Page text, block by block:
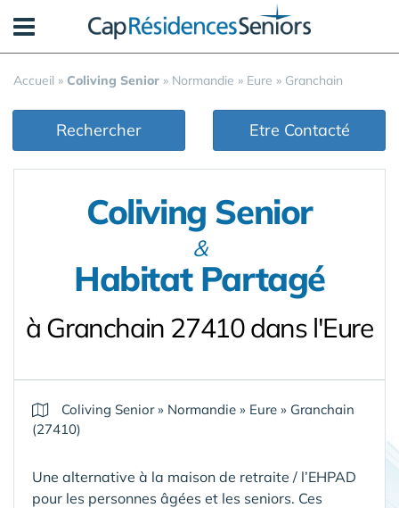
Accueil » Coliving Senior » Normandie » Eure » Granchain
Rechercher Etre Contacté
Coliving Senior
&
Habitat Partagé
à Granchain 27410 dans l'Eure
Coliving Senior» Normandie » Eure » Granchain
(27410)
Une alternative à la maison de retraite / l’EHPAD
pour les personnes âgées et les seniors. Ces